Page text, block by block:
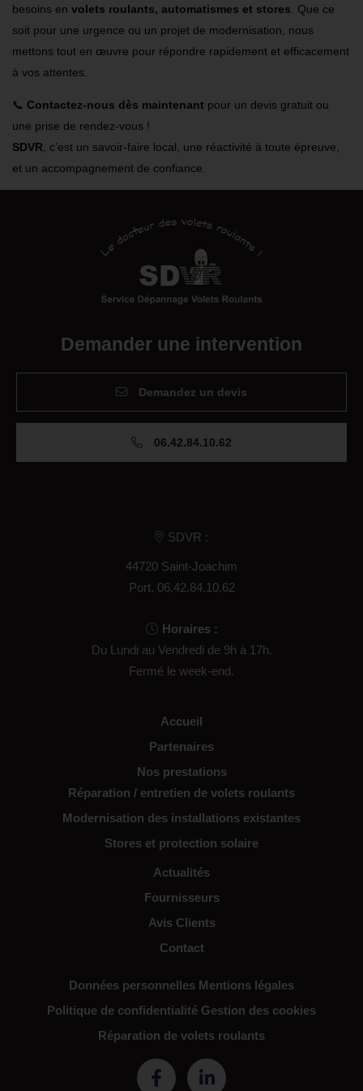
besoins en volets roulants, automatismes et stores . Que ce
soit pour une urgence ou un projet de modernisation, nous
mettons tout en œuvre pour répondre rapidement et efficacement
à vos attentes.
📞 Contactez-nous dès maintenant pour un devis gratuit ou
une prise de rendez-vous !
SDVR , c’est un savoir-faire local, une réactivité à toute épreuve,
et un accompagnement de confiance.
Demander une intervention
Demandez un devis
06.42.84.10.62
SDVR :
44720 Saint-Joachim
Port. 06.42.84.10.62
Horaires :
Du Lundi au Vendredi de 9h à 17h.
Fermé le week-end.
Accueil
Nos prestations
Réparation / entretien de volets roulants
Modernisation des installations existantes
Stores et protection solaire
Fournisseurs
Partenaires
Actualités
Avis Clients
Contact
Données personnelles Mentions légales
Politique de confidentialité Gestion des cookies
Réparation de volets roulants